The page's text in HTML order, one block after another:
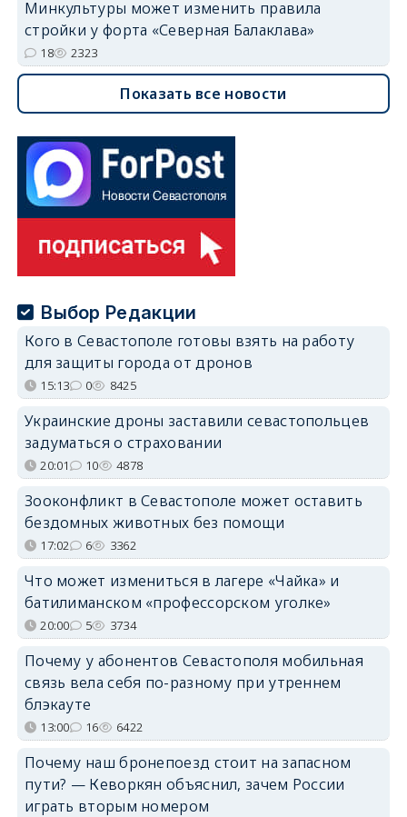
Минкультуры может изменить правила
стройки у форта «Северная Балаклава»
18 2323
Показать все новости
Выбор Редакции
Кого в Севастополе готовы взять на работу
для защиты города от дронов
15:13 0 8425
Украинские дроны заставили севастопольцев
задуматься о страховании
20:01 10 4878
Зооконфликт в Севастополе может оставить
бездомных животных без помощи
17:02 6 3362
Что может измениться в лагере «Чайка» и
батилиманском «профессорском уголке»
20:00 5 3734
Почему у абонентов Севастополя мобильная
связь вела себя по-разному при утреннем
блэкауте
13:00 16 6422
Почему наш бронепоезд стоит на запасном
пути? — Кеворкян объяснил, зачем России
играть вторым номером